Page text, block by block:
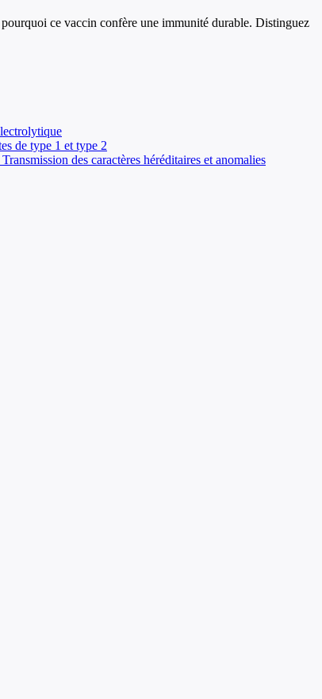
ce vaccin confère une immunité durable. Distinguez
de type 1 et type 2
des caractères héréditaires et anomalies